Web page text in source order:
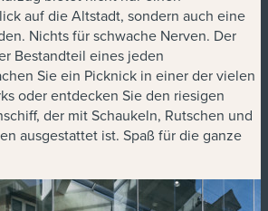
auf die Altstadt, sondern auch eine
Nichts für schwache Nerven. Der
Bestandteil eines jeden
Sie ein Picknick in einer der vielen
oder entdecken Sie den riesigen
der mit Schaukeln, Rutschen und
ausgestattet ist. Spaß für die ganze